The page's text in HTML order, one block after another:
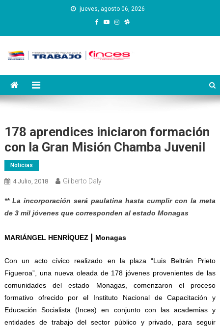
jueves, agosto 06, 2026
Instituto Nacional de
Capacitación y Educación
178 aprendices iniciaron formación
con la Gran Misión Chamba Juvenil
Noticias
4 Julio, 2018 Gilberto Daly
** La incorporación será paulatina hasta cumplir con la meta
de 3 mil jóvenes que corresponden al estado Monagas
MARIÁNGEL HENRÍQUEZ Monagas
Con un acto cívico realizado en la plaza “Luis Beltrán Prieto
Figueroa”, una nueva oleada de 178 jóvenes provenientes de las
comunidades del estado Monagas, comenzaron el proceso
formativo ofrecido por el Instituto Nacional de Capacitación y
Educación Socialista (Inces) en conjunto con las academias y
entidades de trabajo del sector público y privado, para seguir